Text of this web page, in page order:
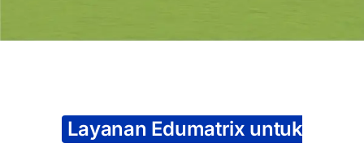
Layanan Edumatrix untuk